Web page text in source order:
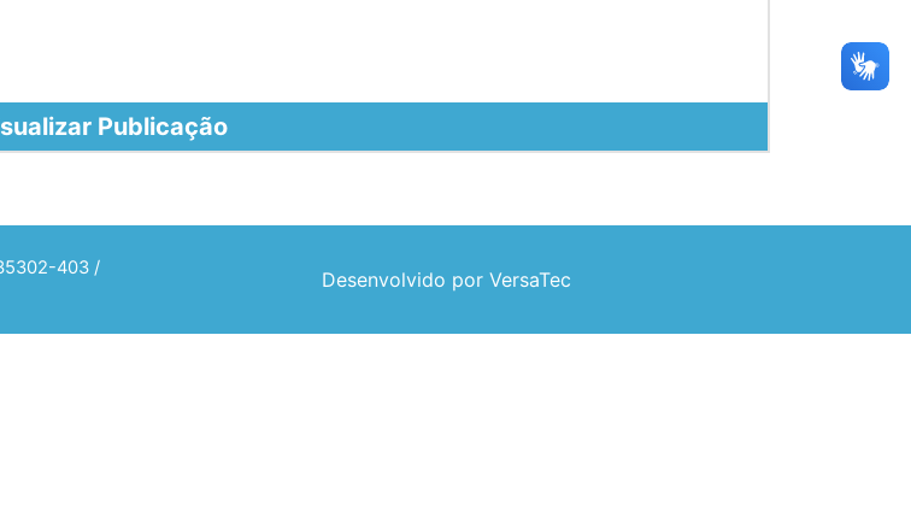
Publicação
403 /
Desenvolvido por VersaTec